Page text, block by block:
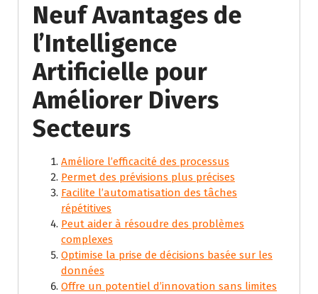
Neuf Avantages de
l’Intelligence
Artificielle pour
Améliorer Divers
Secteurs
Améliore l’efficacité des processus
Permet des prévisions plus précises
Facilite l’automatisation des tâches
répétitives
Peut aider à résoudre des problèmes
complexes
Optimise la prise de décisions basée sur les
données
Offre un potentiel d’innovation sans limites